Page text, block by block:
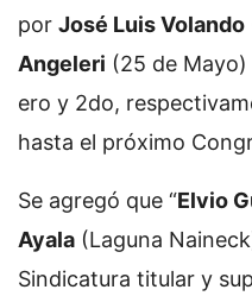
por José Luis Volando
Angeleri (25 de
ero y 2do,
hasta el próximo
Se agregó que “Elvio
Ayala (Laguna
Sindicatura titular y